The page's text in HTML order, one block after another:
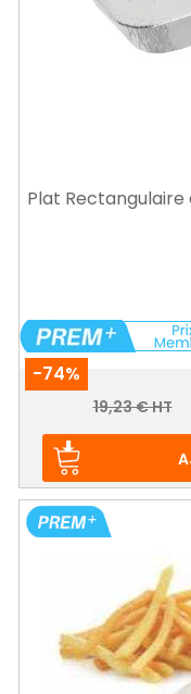
Plat Rectangulaire
-74%
Prix
Prix
19,23 € HT